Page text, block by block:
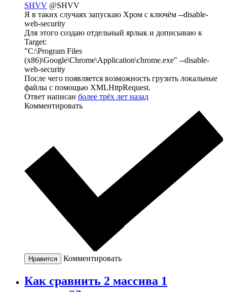
SHVV @SHVV
Я в таких случаях запускаю Хром с ключём --disable-
web-security
Для этого создаю отдельный ярлык и дописываю к
Target:
"C:\Program Files
(x86)\Google\Chrome\Application\chrome.exe" --disable-
web-security
После чего появляется возможность грузить локальные
файлы с помощью XMLHttpRequest.
Ответ написан более трёх лет назад
Комментировать
Нравится Комментировать
Как сравнить 2 массива 1